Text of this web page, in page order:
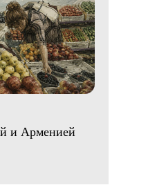
и Арменией